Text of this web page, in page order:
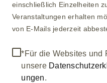
einschließlich Einzelheiten
Veranstaltungen erhalten
von E-Mails jederzeit
*Für die Websites und
unsere
ungen.